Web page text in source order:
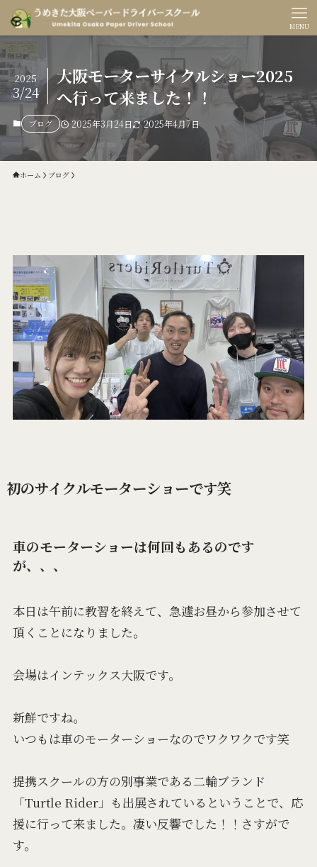
MENU
大阪モーターサイクルショー2025
へ行って来ました！！
2025
3/24
ブログ 2025年3月24日 2025年4月7日
ホーム ブログ
初のサイクルモーターショーです笑
車のモーターショーは何回もあるのです
が、、、
本日は午前に教習を終えて、急遽お昼から参加させて
頂くことになりました。
会場はインテックス大阪です。
新鮮ですね。
いつもは車のモーターショーなのでワクワクです笑
提携スクールの方の別事業である二輪ブランド
「Turtle Rider」も出展されているということで、応
援に行って来ました。凄い反響でした！！さすがで
す。